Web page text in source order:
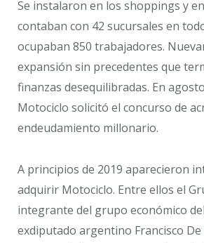
Se instalaron en los shoppings y
contaban con 42 sucursales en
ocupaban 850 trabajadores.
expansión sin precedentes que
finanzas desequilibradas. En
Motociclo solicitó el concurso de
endeudamiento millonario.
A principios de 2019 aparecieron
adquirir Motociclo. Entre ellos el
integrante del grupo económico
exdiputado argentino Francisco